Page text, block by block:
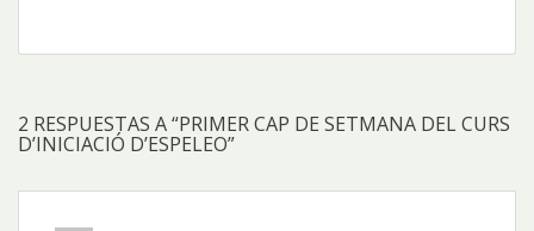
2 RESPUESTAS A “PRIMER CAP DE SETMANA DEL CURS
D’INICIACIÓ D’ESPELEO”